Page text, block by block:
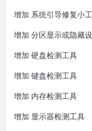
增加 系统引导修复小
增加 分区显示或隐藏
增加 硬盘检测工具
增加 键盘检测工具
增加 内存检测工具
增加 显示器检测工具